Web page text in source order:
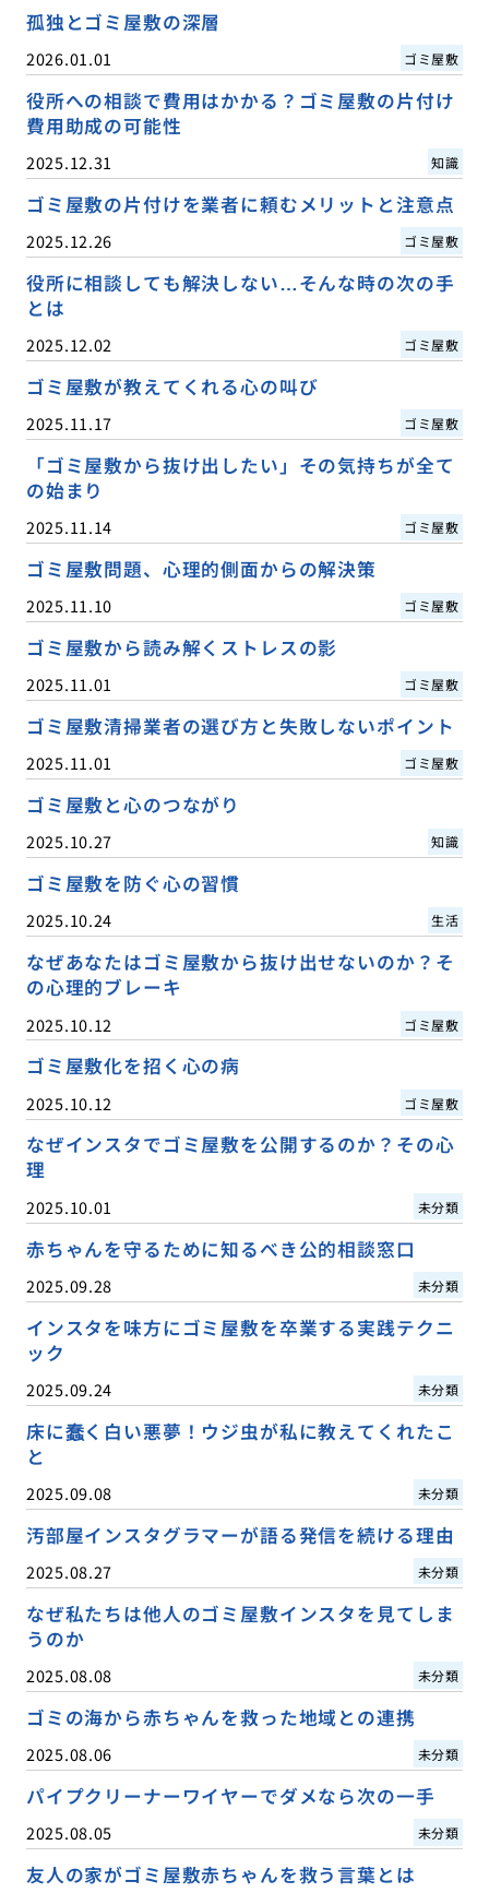
孤独とゴミ屋敷の深層
2026.01.01 ゴミ屋敷
役所への相談で費用はかかる？ゴミ屋敷の片付け
費用助成の可能性
2025.12.31 知識
ゴミ屋敷の片付けを業者に頼むメリットと注意点
2025.12.26 ゴミ屋敷
役所に相談しても解決しない…そんな時の次の手
とは
2025.12.02 ゴミ屋敷
ゴミ屋敷が教えてくれる心の叫び
2025.11.17 ゴミ屋敷
「ゴミ屋敷から抜け出したい」その気持ちが全て
の始まり
2025.11.14 ゴミ屋敷
ゴミ屋敷問題、心理的側面からの解決策
2025.11.10 ゴミ屋敷
ゴミ屋敷から読み解くストレスの影
2025.11.01 ゴミ屋敷
ゴミ屋敷清掃業者の選び方と失敗しないポイント
2025.11.01 ゴミ屋敷
ゴミ屋敷と心のつながり
2025.10.27 知識
ゴミ屋敷を防ぐ心の習慣
2025.10.24 生活
なぜあなたはゴミ屋敷から抜け出せないのか？そ
の心理的ブレーキ
2025.10.12 ゴミ屋敷
ゴミ屋敷化を招く心の病
2025.10.12 ゴミ屋敷
なぜインスタでゴミ屋敷を公開するのか？その心
理
2025.10.01 未分類
赤ちゃんを守るために知るべき公的相談窓口
2025.09.28 未分類
インスタを味方にゴミ屋敷を卒業する実践テクニ
ック
2025.09.24 未分類
床に蠢く白い悪夢！ウジ虫が私に教えてくれたこ
と
2025.09.08 未分類
汚部屋インスタグラマーが語る発信を続ける理由
2025.08.27 未分類
なぜ私たちは他人のゴミ屋敷インスタを見てしま
うのか
2025.08.08 未分類
ゴミの海から赤ちゃんを救った地域との連携
2025.08.06 未分類
パイプクリーナーワイヤーでダメなら次の一手
2025.08.05 未分類
友人の家がゴミ屋敷赤ちゃんを救う言葉とは